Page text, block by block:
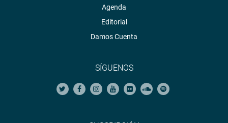
Agenda
Editorial
Damos Cuenta
SÍGUENOS